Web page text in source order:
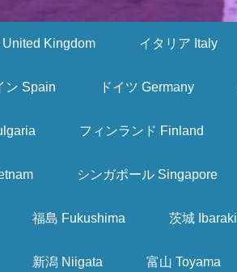
United Kingdom イタリア Italy
ン Spain ドイツ Germany
フィンランド Finland
シンガポール Singapore
福島 Fukushima 茨城 Ibaraki
新潟 Niigata 富山 Toyama